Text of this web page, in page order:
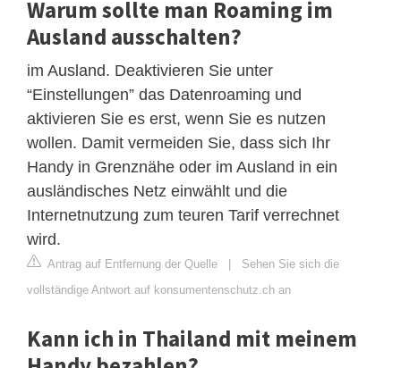
Warum sollte man Roaming im
Ausland ausschalten?
im Ausland. Deaktivieren Sie unter
“Einstellungen” das Datenroaming und
aktivieren Sie es erst, wenn Sie es nutzen
wollen. Damit vermeiden Sie, dass sich Ihr
Handy in Grenznähe oder im Ausland in ein
ausländisches Netz einwählt und die
Internetnutzung zum teuren Tarif verrechnet
wird.
Antrag auf Entfernung der Quelle | Sehen Sie sich die
vollständige Antwort auf konsumentenschutz.ch an
Kann ich in Thailand mit meinem